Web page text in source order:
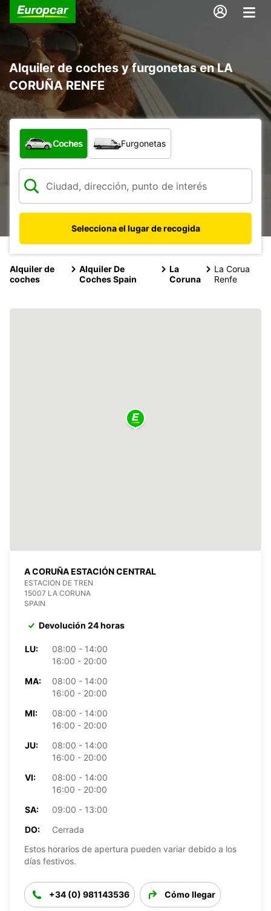
Alquiler de coches y furgonetas en LA
CORUÑA RENFE
¿Qué tipo de vehículo?
Coches Furgonetas
Selecciona el lugar de recogida
Alquiler de
coches
Alquiler De
Coches Spain
La
Coruna
La Corua
Renfe
A CORUÑA ESTACIÓN CENTRAL
ESTACION DE TREN
15007 LA CORUNA
SPAIN
Devolución 24 horas
LU:
08:00 - 14:00
16:00 - 20:00
MA:
08:00 - 14:00
16:00 - 20:00
MI:
08:00 - 14:00
16:00 - 20:00
JU:
08:00 - 14:00
16:00 - 20:00
VI:
08:00 - 14:00
16:00 - 20:00
SA:
09:00 - 13:00
DO:
Cerrada
Estos horarios de apertura pueden variar debido a los
días festivos.
+34 (0) 981143536 Cómo llegar